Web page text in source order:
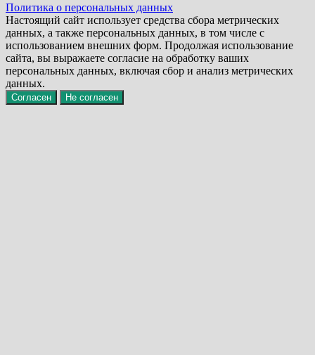
Политика о персональных данных
Настоящий сайт использует средства сбора метрических
данных, а также персональных данных, в том числе с
использованием внешних форм. Продолжая использование
сайта, вы выражаете согласие на обработку ваших
персональных данных, включая сбор и анализ метрических
данных.
Согласен Не согласен